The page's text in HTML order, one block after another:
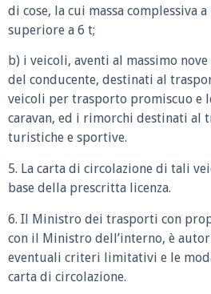
di cose, la cui massa complessiva
superiore a 6 t;
b) i veicoli, aventi al massimo
del conducente, destinati al
veicoli per trasporto promiscuo e
caravan, ed i rimorchi destinati al
turistiche e sportive.
5. La carta di circolazione di tali
base della prescritta licenza.
6. Il Ministro dei trasporti con
con il Ministro dell’interno, è
eventuali criteri limitativi e le
carta di circolazione.